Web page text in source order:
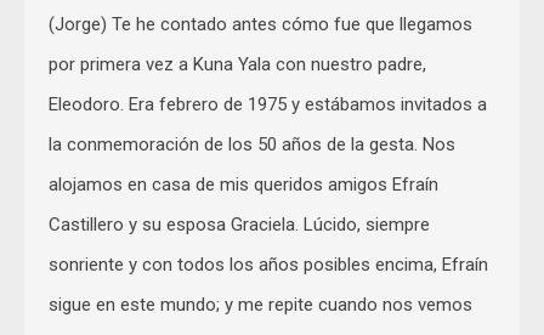
(Jorge) Te he contado antes cómo fue que llegamos
por primera vez a Kuna Yala con nuestro padre,
Eleodoro. Era febrero de 1975 y estábamos invitados a
la conmemoración de los 50 años de la gesta. Nos
alojamos en casa de mis queridos amigos Efraín
Castillero y su esposa Graciela. Lúcido, siempre
sonriente y con todos los años posibles encima, Efraín
sigue en este mundo; y me repite cuando nos vemos